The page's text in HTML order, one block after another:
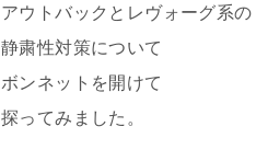
アウトバックとレヴォーグ系の
静粛性対策について
ボンネットを開けて
探ってみました。